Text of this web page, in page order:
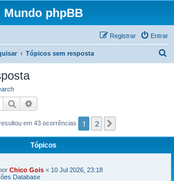
Mundo phpBB
Entrar
Registrar
Tópicos sem resposta
s
Pesquisar
em 43 ocorrências 1 2
Tópicos
Chico Gois « 10 Jul 2026, 23:18
Database